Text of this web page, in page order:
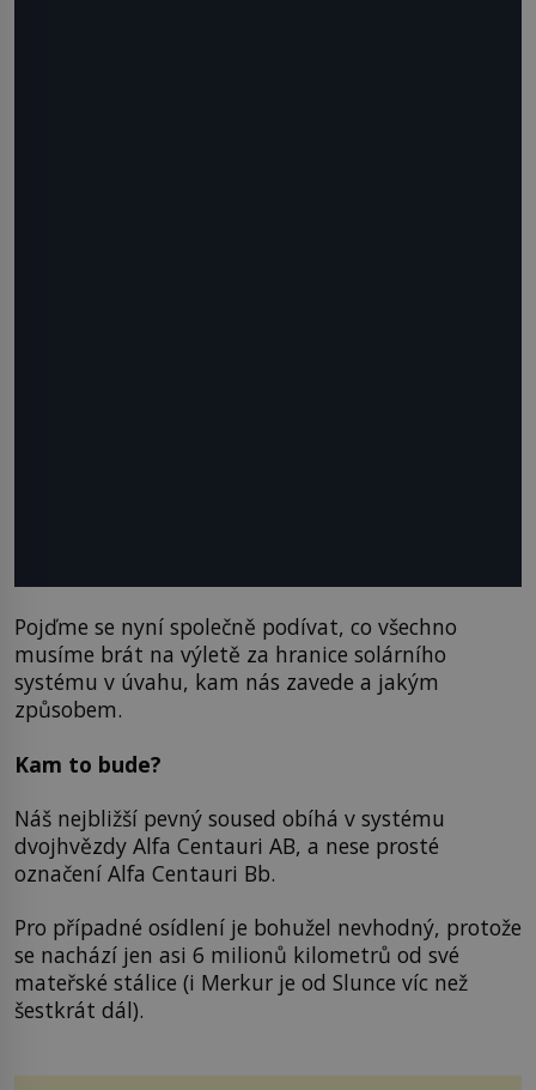
Pojďme se nyní společně podívat, co všechno
musíme brát na výletě za hranice solárního
systému v úvahu, kam nás zavede a jakým
způsobem.
Kam to bude?
Náš nejbližší pevný soused obíhá v systému
dvojhvězdy Alfa Centauri AB, a nese prosté
označení Alfa Centauri Bb.
Pro případné osídlení je bohužel nevhodný, protože
se nachází jen asi 6 milionů kilometrů od své
mateřské stálice (i Merkur je od Slunce víc než
šestkrát dál).